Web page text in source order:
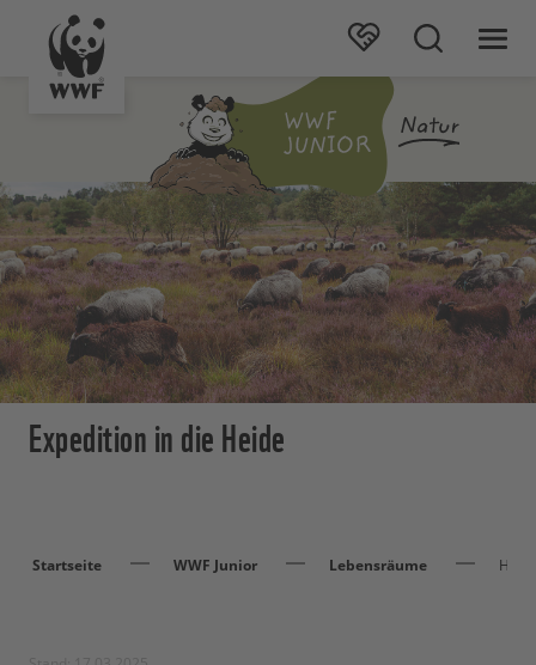
Expedition in die Heide
Startseite WWF Junior Lebensräume